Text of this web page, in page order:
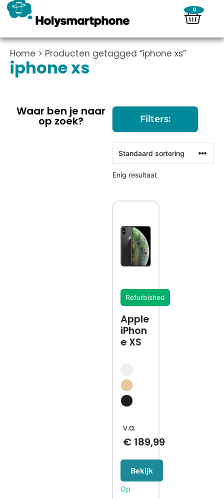
0
Home > Producten getagged “iphone xs”
iphone xs
Waar ben je naar
op zoek? Filters:
Enig resultaat
Refurbished
Apple
iPhon
e XS
€189,99
Bekijk